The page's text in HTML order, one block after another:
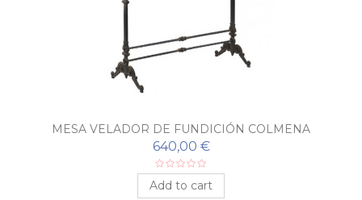
MESA VELADOR DE FUNDICIÓN COLMENA
640,00 €
Add to cart